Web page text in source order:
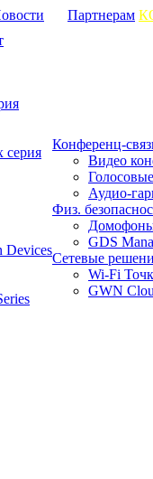
Партнерам
серия
Devices
Конференц-
Видео
Аудио-
Физ.
GDS
Сетевые
Wi-Fi
GWN